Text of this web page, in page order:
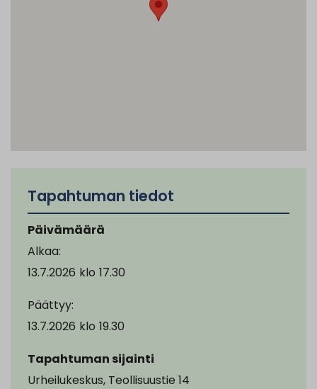
Tapahtuman tiedot
Päivämäärä
Alkaa:
13.7.2026 klo 17.30
Päättyy:
13.7.2026 klo 19.30
Tapahtuman sijainti
Urheilukeskus, Teollisuustie 14